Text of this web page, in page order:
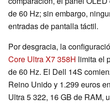
de 60 Hz; sin embargo,
entradas de pantalla táctil.
Por desgracia, la
Core Ultra X7 358H limita el
de 60 Hz. El Dell 14S
Reino Unido y 1.299 euros
Ultra 5 322, 16 GB de RAM,